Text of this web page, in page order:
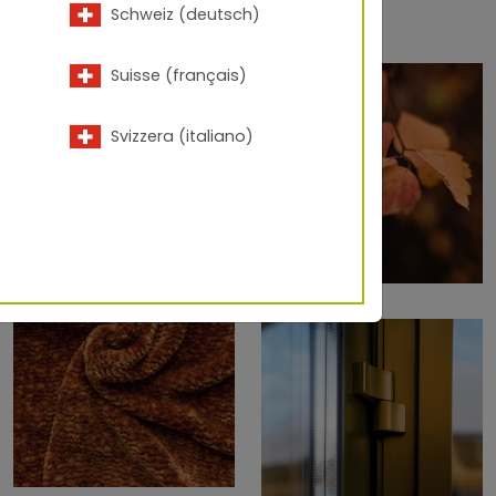
Schweiz (deutsch)
Suisse (français)
Svizzera (italiano)